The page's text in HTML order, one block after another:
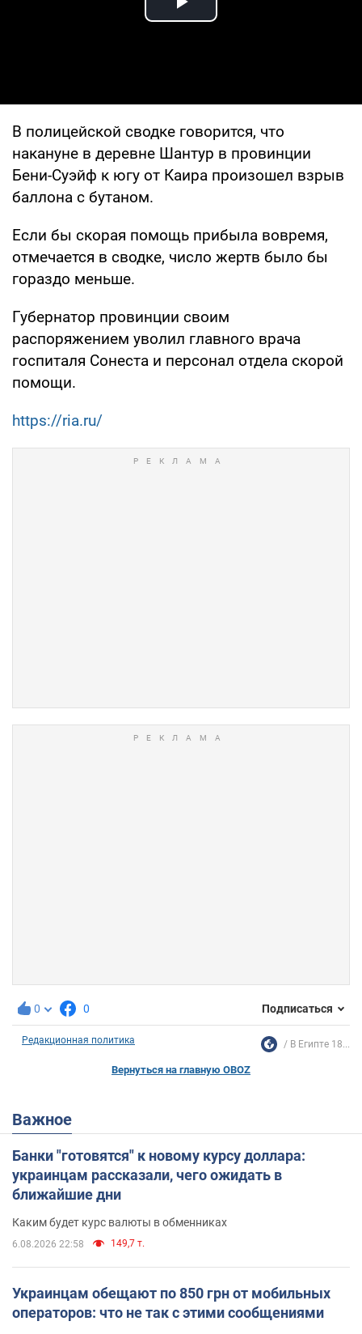
Play Video
В полицейской сводке говорится, что
накануне в деревне Шантур в провинции
Бени-Суэйф к югу от Каира произошел взрыв
баллона с бутаном.
Если бы скорая помощь прибыла вовремя,
отмечается в сводке, число жертв было бы
гораздо меньше.
Губернатор провинции своим
распоряжением уволил главного врача
госпиталя Сонеста и персонал отдела скорой
помощи.
https://ria.ru/
0 0 Подписаться
Редакционная политика В Египте 18...
Вернуться на главную OBOZ
Важное
Банки "готовятся" к новому курсу доллара:
украинцам рассказали, чего ожидать в
ближайшие дни
Каким будет курс валюты в обменниках
6.08.2026 22:58 149,7 т.
Украинцам обещают по 850 грн от мобильных
операторов: что не так с этими сообщениями